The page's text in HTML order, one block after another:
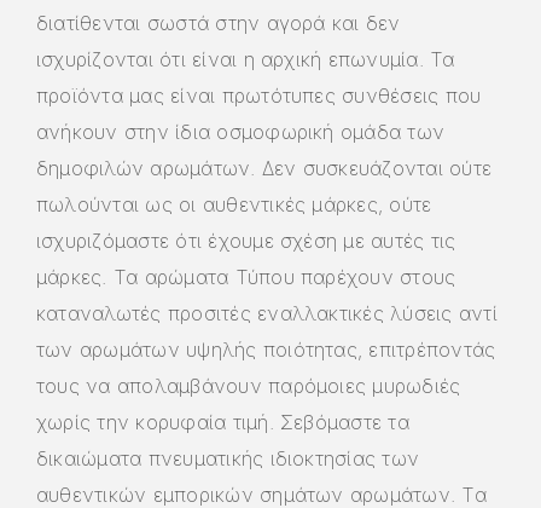
διατίθενται σωστά στην αγορά και δεν
ισχυρίζονται ότι είναι η αρχική επωνυμία. Τα
προϊόντα μας είναι πρωτότυπες συνθέσεις που
ανήκουν στην ίδια οσμοφωρική ομάδα των
δημοφιλών αρωμάτων. Δεν συσκευάζονται ούτε
πωλούνται ως οι αυθεντικές μάρκες, ούτε
ισχυριζόμαστε ότι έχουμε σχέση με αυτές τις
μάρκες. Τα αρώματα Τύπου παρέχουν στους
καταναλωτές προσιτές εναλλακτικές λύσεις αντί
των αρωμάτων υψηλής ποιότητας, επιτρέποντάς
τους να απολαμβάνουν παρόμοιες μυρωδιές
χωρίς την κορυφαία τιμή. Σεβόμαστε τα
δικαιώματα πνευματικής ιδιοκτησίας των
αυθεντικών εμπορικών σημάτων αρωμάτων. Τα